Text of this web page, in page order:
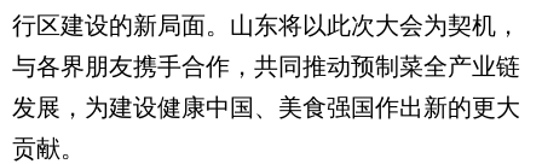
行区建设的新局面。山东将以此次大会为契机，
与各界朋友携手合作，共同推动预制菜全产业链
发展，为建设健康中国、美食强国作出新的更大
贡献。